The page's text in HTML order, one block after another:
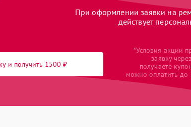
При оформлении заявки на
действует
и получить 1500 ₽
*Условия акции
заявку
получаете
можно оплатить до